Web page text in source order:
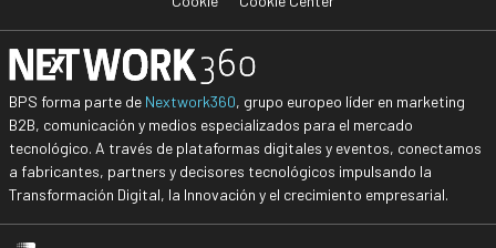
BPS forma parte de Nextwork360, grupo europeo líder en marketing
B2B, comunicación y medios especializados para el mercado
tecnológico. A través de plataformas digitales y eventos, conectamos
a fabricantes, partners y decisores tecnológicos impulsando la
Transformación Digital, la Innovación y el crecimiento empresarial.